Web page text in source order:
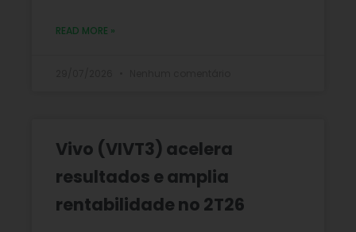
READ MORE »
Vivo (VIVT3) acelera
resultados e amplia
rentabilidade no 2T26